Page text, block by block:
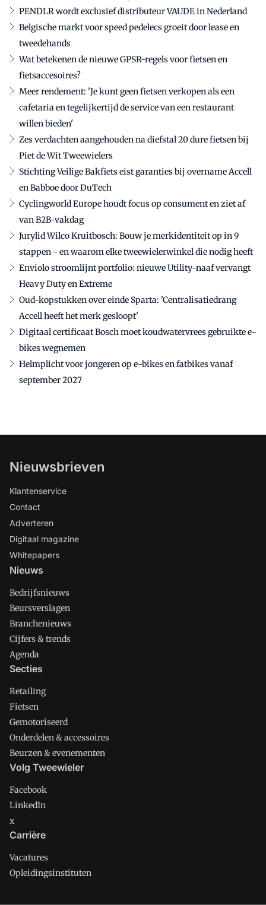
PENDLR wordt exclusief distributeur VAUDE in Nederland
Belgische markt voor speed pedelecs groeit door lease en
tweedehands
Wat betekenen de nieuwe GPSR-regels voor fietsen en
fietsaccesoires?
Meer rendement: 'Je kunt geen fietsen verkopen als een
cafetaria en tegelijkertijd de service van een restaurant
willen bieden'
Zes verdachten aangehouden na diefstal 20 dure fietsen bij
Piet de Wit Tweewielers
Stichting Veilige Bakfiets eist garanties bij overname Accell
en Babboe door DuTech
Cyclingworld Europe houdt focus op consument en ziet af
van B2B-vakdag
Jurylid Wilco Kruitbosch: Bouw je merkidentiteit op in 9
stappen - en waarom elke tweewielerwinkel die nodig heeft
Enviolo stroomlijnt portfolio: nieuwe Utility-naaf vervangt
Heavy Duty en Extreme
Oud-kopstukken over einde Sparta: 'Centralisatiedrang
Accell heeft het merk gesloopt'
Digitaal certificaat Bosch moet koudwatervrees gebruikte e-
bikes wegnemen
Helmplicht voor jongeren op e-bikes en fatbikes vanaf
september 2027
Nieuwsbrieven
Klantenservice
Contact
Adverteren
Digitaal magazine
Whitepapers
Nieuws
Bedrijfsnieuws
Beursverslagen
Branchenieuws
Cijfers & trends
Agenda
Secties
Retailing
Fietsen
Gemotoriseerd
Onderdelen & accessoires
Beurzen & evenementen
Volg Tweewieler
Facebook
LinkedIn
x
Carrière
Vacatures
Opleidingsinstituten